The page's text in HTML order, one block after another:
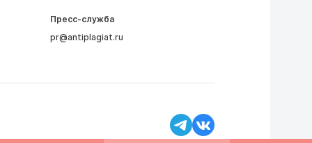
Пресс-служба
pr@antiplagiat.ru